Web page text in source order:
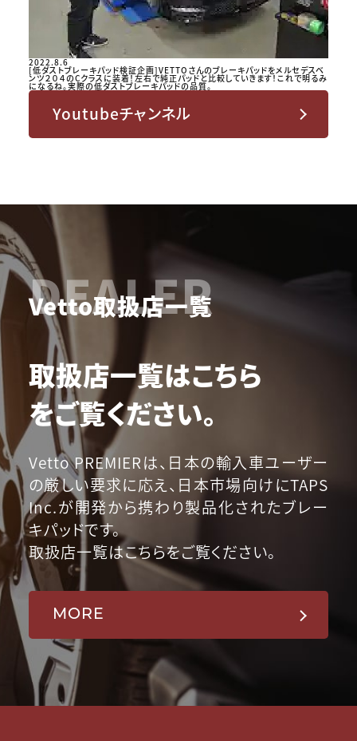
2022.8.6
[低ダストブレーキパッド検証企画]VETTOさんのブレーキパッドをメルセデスベ
ンツ２０４のCクラスに装着！左右で純正パッドと比較していきます！これで明るみ
になるね。実際の低ダストブレーキパッドの品質。
Youtubeチャンネル
DEALER
Vetto取扱店一覧
取扱店一覧はこちら
をご覧ください。
Vetto PREMIERは、日本の輸入車ユーザー
の厳しい要求に応え、日本市場向けにTAPS
Inc.が開発から携わり製品化されたブレー
キパッドです。
取扱店一覧はこちらをご覧ください。
MORE